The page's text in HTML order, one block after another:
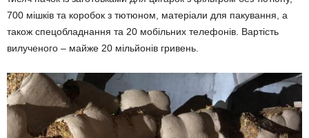
700 мішків та коробок з тютюном, матеріали для пакування, а
також спецобладнання та 20 мобільних телефонів. Вартість
вилученого – майже 20 мільйонів гривень.